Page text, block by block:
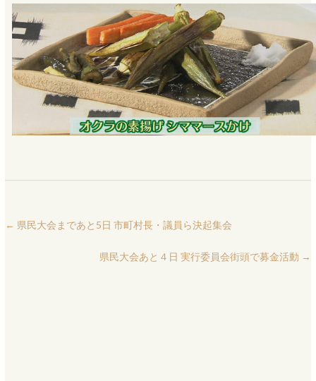
← 県民大会まであと5日 市町村長・議員ら決起集会
県民大会あと４日 実行委員会街頭で募金活動 →